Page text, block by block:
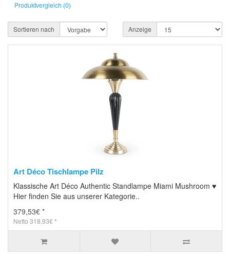
Produktvergleich (0)
Sortieren nach Anzeige
Art Déco Tischlampe Pilz
Klassische Art Déco Authentic Standlampe Miami Mushroom ♥
Hier finden Sie aus unserer Kategorie..
379,53€ *
Netto 318,93€ *